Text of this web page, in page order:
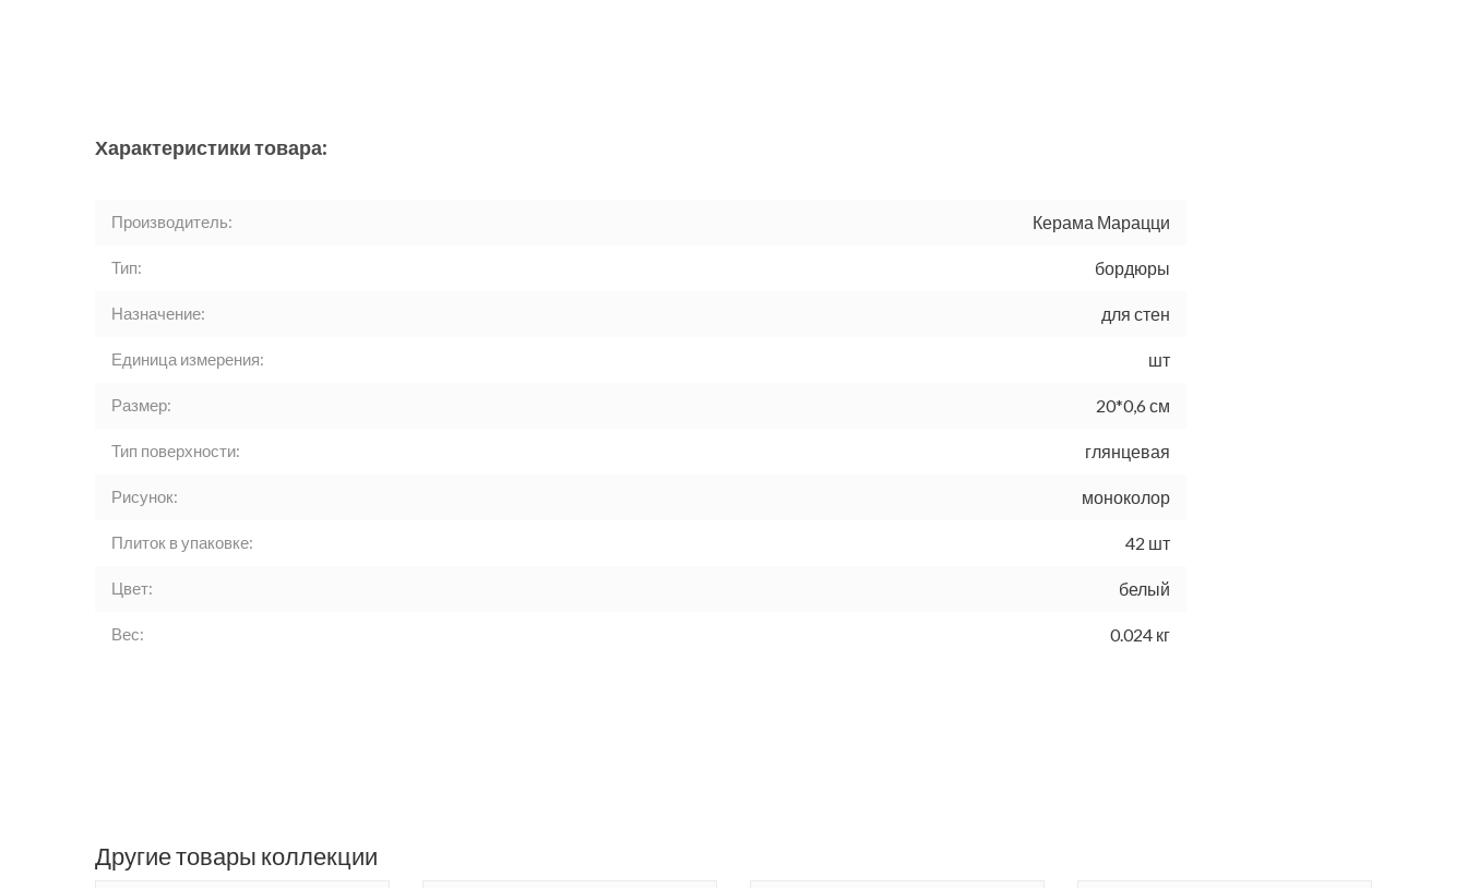
Характеристики товара:
Производитель: Керама Марацци
Тип: бордюры
Назначение: для стен
Единица измерения: шт
Размер: 20*0,6 см
Тип поверхности: глянцевая
Рисунок: моноколор
Плиток в упаковке: 42 шт
Цвет: белый
Вес: 0.024 кг
Другие товары коллекции